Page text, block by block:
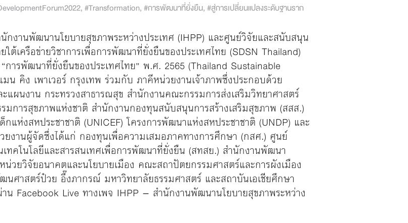
,#Transformation,#การพัฒนาที่ยั่งยืน,#สู่การเปลี่ยนแปลงระดับฐานราก
กงานพัฒนานโยบายสุขภาพระหว่างประเทศ (IHPP) และศูนย์วิจัยและสนับสนุน
ต้เครือข่ายวิชาการเพื่อการพัฒนาที่ยั่งยืนของประเทศไทย (SDSN Thailand)
การพัฒนาที่ยั่งยืนของประเทศไทย” พ.ศ. 2565 (Thailand Sustainable
น คิง เพาเวอร์ กรุงเทพ ร่วมกับ ภาคีหน่วยงานเจ้าภาพซึ่งประกอบด้วย
แผนงาน กระทรวงสาธารณสุข สำนักงานคณะกรรมการส่งเสริมวิทยาศาสตร์
การสุขภาพแห่งชาติ สำนักงานกองทุนสนับสนุนการสร้างเสริมสุขภาพ (สสส.)
แห่งสหประชาชาติ (UNICEF) โครงการพัฒนาแห่งสหประชาชาติ (UNDP) และ
ยงานผู้จัดซึ่งได้แก่ กองทุนเพื่อความเสมอภาคทางการศึกษา (กสศ.) ศูนย์
ทคโนโลยีและสารสนเทศเพื่อการพัฒนาที่ยั่งยืน (สทสย.) สำนักงานพัฒนา
น่วยวิจัยอนาคตและนโยบายเมือง คณะสถาปัตยกรรมศาสตร์และการผังเมือง
ศาสตร์ป๋วย อึ๊งภากรณ์ มหาวิทยาลัยธรรมศาสตร์ และสถาบันเอเชียศึกษา
Facebook Live ทางเพจ IHPP – สำนักงานพัฒนานโยบายสุขภาพระหว่าง